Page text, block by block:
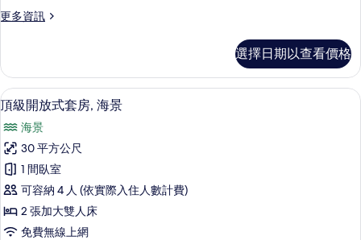
房,
景
的
所
有
相
片
更多資訊
更
開
放
式
套
房,
海
景
的
詳
情
選擇日期以查看價格
顯
示
頂
級
開
放
式
頂級開放式套房, 海景 | 埃及棉床單、
7
頂級開放式套房, 海景
海景
30 平方公尺
1 間臥室
可容納 4 人 (依實際入住人數計費)
2 張加大雙人床
免費無線上網